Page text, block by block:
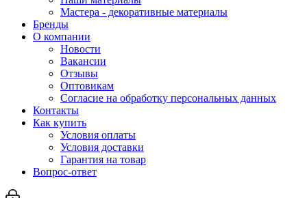
Мастера - декоративные материалы
Бренды
О компании
Новости
Вакансии
Отзывы
Оптовикам
Cогласие на обработку персональных данных
Контакты
Как купить
Условия оплаты
Условия доставки
Гарантия на товар
Вопрос-ответ